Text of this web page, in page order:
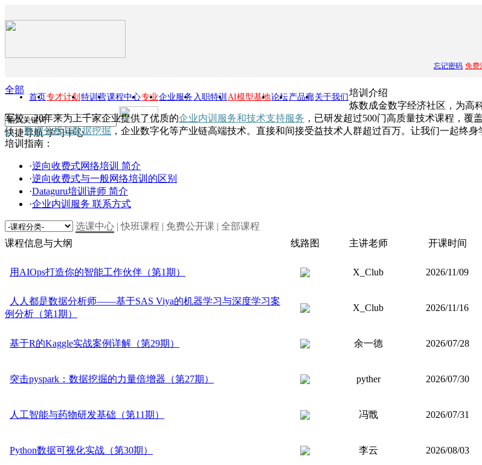
忘记密码 免费
全部
快捷导航 学习中心
首页专才计划 特训营课程中心专业企业服务 入职特训 AI模型基地论坛产品廊关于我们 培训介绍
炼数成金数字经济社区，为高
军校。20年来为上千家企业提供了优质的企业内训服务和技术支持服务 ，已研发超过500门高质量技术课程，覆盖
计、数据分析与数据挖掘 ，企业数字化等产业链高端技术。直接和间接受益技术人群超过百万。让我们一起终身
培训指南：
·逆向收费式网络培训 简介
·逆向收费式与一般网络培训的区别
·Dataguru培训讲师 简介
·企业内训服务 联系方式
选课中心 | 快班课程 | 免费公开课 | 全部课程
课程信息与大纲
线路图 主讲老师 开课时间
用AIOps打造你的智能工作伙伴（第1期） X_Club 2026/11/09
人人都是数据分析师——基于SAS Viya的机器学习与深度学习案
例分析（第1期）
X_Club 2026/11/16
基于R的Kaggle实战案例详解（第29期） 余一德 2026/07/28
突击pyspark：数据挖掘的力量倍增器（第27期） pyther 2026/07/30
人工智能与药物研发基础（第11期） 冯戬 2026/07/31
Python数据可视化实战（第30期） 李云 2026/08/03